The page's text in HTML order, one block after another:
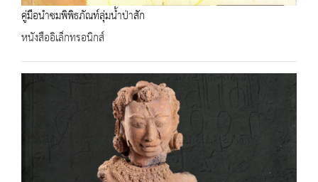
คู่มือนำชมพิพิธภัณท์ลุ่มน้ำป่าสัก
หนังสืออิเล็กทรอนิกส์